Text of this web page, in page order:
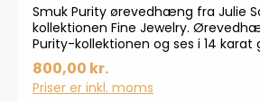
Smuk Purity ørevedhæng fra Julie
kollektionen Fine Jewelry.
Purity-kollektionen og ses i 14 karat
ørevedhæng ses i 14k guld.Længde:
800,00 kr.
Priser er inkl. moms